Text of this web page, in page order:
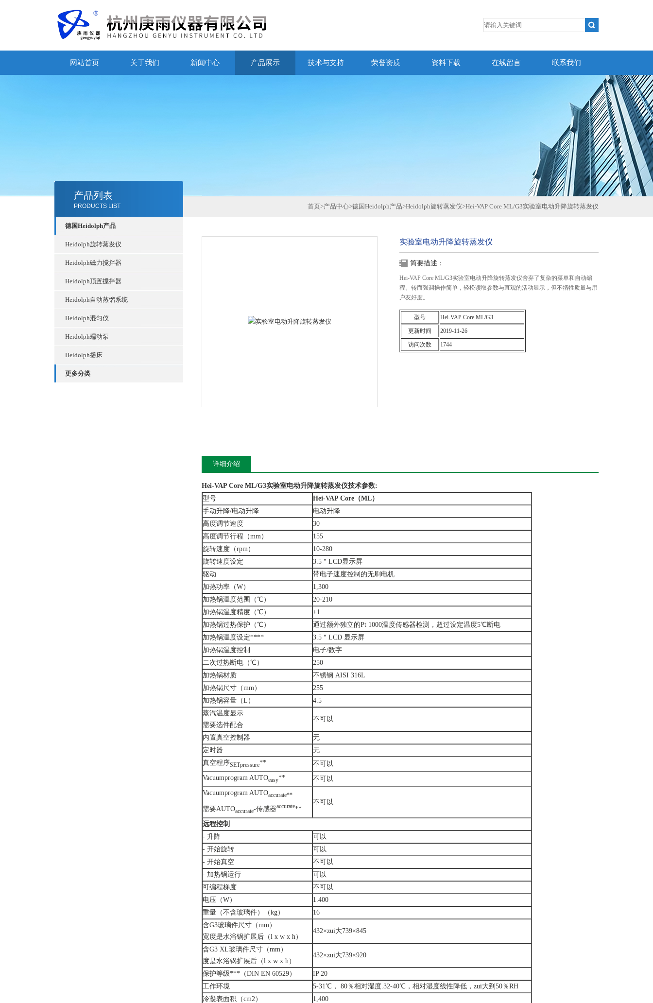
网站首页 关于我们 新闻中心 产品展示 技术与支持 荣誉资质 资料下载 在线留言 联系我们
产品列表
PRODUCTS LIST
德国Heidolph产品
Heidolph旋转蒸发仪
Heidolph磁力搅拌器
Heidolph顶置搅拌器
Heidolph自动蒸馏系统
Heidolph混匀仪
Heidolph蠕动泵
Heidolph摇床
更多分类
首页>产品中心>德国Heidolph产品>Heidolph旋转蒸发仪>Hei-VAP Core ML/G3实验室电动升降旋转蒸发仪
实验室电动升降旋转蒸发仪
简要描述：
Hei-VAP Core ML/G3实验室电动升降旋转蒸发仪舍弃了复杂的菜单和自动编
程。转而强调操作简单，轻松读取参数与直观的活动显示，但不牺牲质量与用
户友好度。
型号
Hei-VAP Core ML/G3
更新时间
2019-11-26
访问次数
1744
详细介绍
Hei-VAP Core ML/G3实验室电动升降旋转蒸发仪技术参数:
型号
Hei-VAP Core（ML）
手动升降/电动升降
电动升降
高度调节速度
30
高度调节行程（mm）
155
旋转速度（rpm）
10-280
旋转速度设定
3.5＂LCD显示屏
驱动
带电子速度控制的无刷电机
加热功率（W）
1,300
加热锅温度范围（℃）
20-210
加热锅温度精度（℃）
±1
加热锅过热保护（℃）
通过额外独立的Pt 1000温度传感器检测，超过设定温度5℃断电
加热锅温度设定****
3.5＂LCD 显示屏
加热锅温度控制
电子/数字
二次过热断电（℃）
250
加热锅材质
不锈钢 AISI 316L
加热锅尺寸（mm）
255
加热锅容量（L）
4.5
蒸汽温度显示
需要选件配合
不可以
内置真空控制器
无
定时器
无
真空程序SETpressure**
不可以
Vacuumprogram AUTOeasy**
不可以
Vacuumprogram AUTOaccurate**
需要AUTOaccurate-传感器accurate**
不可以
远程控制
- 升降
可以
- 开始旋转
可以
- 开始真空
不可以
- 加热锅运行
可以
可编程梯度
不可以
电压（W）
1.400
重量（不含玻璃件）（kg）
16
含G3玻璃件尺寸（mm）
宽度是水浴锅扩展后（l x w x h）
432×zui大739×845
含G3 XL玻璃件尺寸（mm）
度是水浴锅扩展后（l x w x h）
432×zui大739×920
保护等级***（DIN EN 60529）
IP 20
工作环境
5-31℃， 80％相对湿度.32-40℃，相对湿度线性降低，zui大到50％RH
冷凝表面积（cm2）
1,400